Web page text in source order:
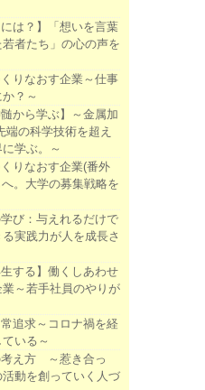
には？】「想いを言葉
者たち」の心の声を
りなおす企業～仕事
？～
髄から学ぶ】～金属加
の科学技術を超え
学ぶ。～
りなおす企業(番外
。大学の募集戦略を
び：与えれるだけで
実践力が人を成長さ
生する】働くしあわせ
～若手社員のやりが
追求～コロナ禍を経
いる～
考え方 ～惹き合っ
動を創っていく人づ